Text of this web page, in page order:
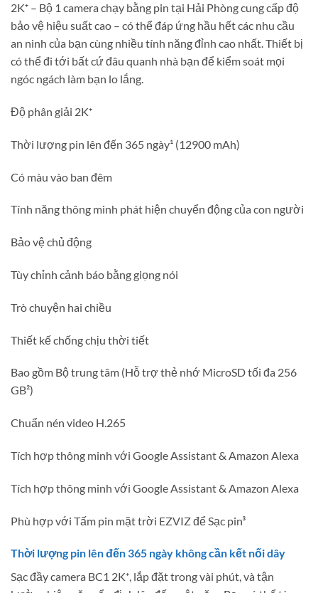
2K⁺ – Bộ 1 camera chạy bằng pin tại Hải Phòng cung cấp độ
bảo vệ hiệu suất cao – có thể đáp ứng hầu hết các nhu cầu
an ninh của bạn cùng nhiều tính năng đỉnh cao nhất. Thiết bị
có thể đi tới bất cứ đâu quanh nhà bạn để kiểm soát mọi
ngóc ngách làm bạn lo lắng.
Độ phân giải 2K⁺
Thời lượng pin lên đến 365 ngày¹ (12900 mAh)
Có màu vào ban đêm
Tính năng thông minh phát hiện chuyển động của con người
Bảo vệ chủ động
Tùy chỉnh cảnh báo bằng giọng nói
Trò chuyện hai chiều
Thiết kế chống chịu thời tiết
Bao gồm Bộ trung tâm (Hỗ trợ thẻ nhớ MicroSD tối đa 256
GB²)
Chuẩn nén video H.265
Tích hợp thông minh với Google Assistant & Amazon Alexa
Tích hợp thông minh với Google Assistant & Amazon Alexa
Phù hợp với Tấm pin mặt trời EZVIZ để Sạc pin³
Thời lượng pin lên đến 365 ngày không cần kết nối dây
Sạc đầy camera BC1 2K⁺, lắp đặt trong vài phút, và tận